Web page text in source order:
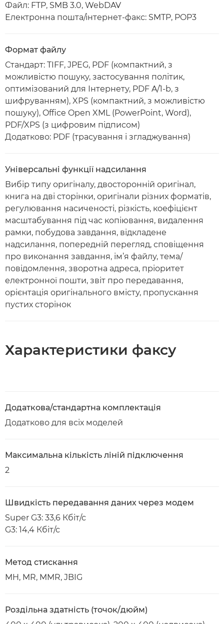
Файл: FTP, SMB 3.0, WebDAV
Електронна пошта/інтернет-факс: SMTP, POP3
Формат файлу
Стандарт: TIFF, JPEG, PDF (компактний, з
можливістю пошуку, застосування політик,
оптимізований для Інтернету, PDF A/1-b, з
шифруванням), XPS (компактний, з можливістю
пошуку), Office Open XML (PowerPoint, Word),
PDF/XPS (з цифровим підписом)
Додатково: PDF (трасування і згладжування)
Універсальні функції надсилання
Вибір типу оригіналу, двосторонній оригінал,
книга на дві сторінки, оригінали різних форматів,
регулювання насиченості, різкість, коефіцієнт
масштабування під час копіювання, видалення
рамки, побудова завдання, відкладене
надсилання, попередній перегляд, сповіщення
про виконання завдання, ім’я файлу, тема/
повідомлення, зворотна адреса, пріоритет
електронної пошти, звіт про передавання,
орієнтація оригінального вмісту, пропускання
пустих сторінок
Характеристики факсу
Додаткова/стандартна комплектація
Додатково для всіх моделей
Максимальна кількість ліній підключення
2
Швидкість передавання даних через модем
Super G3: 33,6 Кбіт/с
G3: 14,4 Кбіт/с
Метод стискання
MH, MR, MMR, JBIG
Роздільна здатність (точок/дюйм)